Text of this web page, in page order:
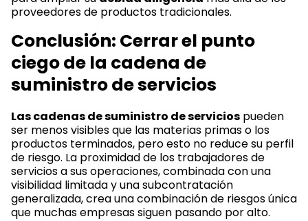
proveedores de productos tradicionales.
Conclusión: Cerrar el punto
ciego de la cadena de
suministro de servicios
Las cadenas de suministro de servicios pueden
ser menos visibles que las materias primas o los
productos terminados, pero esto no reduce su perfil
de riesgo. La proximidad de los trabajadores de
servicios a sus operaciones, combinada con una
visibilidad limitada y una subcontratación
generalizada, crea una combinación de riesgos única
que muchas empresas siguen pasando por alto.